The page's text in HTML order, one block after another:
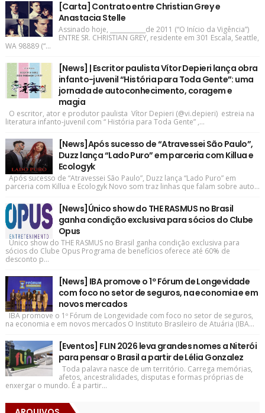
[Carta] Contrato entre Christian Grey e
Anastacia Stelle
Assinado hoje, ____________de 2011 (“O Início da Vigência”)
ENTRE SR. CHRISTIAN GREY, residente em 301 Escala, Seattle,
WA 98889 (“...
[News] | Escritor paulista Vítor Depieri lança obra
infanto-juvenil “História para Toda Gente”: uma
jornada de autoconhecimento, coragem e
magia
O escritor, ator e produtor paulista Vítor Depieri (@vi.depieri) estreia na
literatura infanto-juvenil com “ História para Toda Gente” ,...
[News]Após sucesso de “Atravessei São Paulo”,
Duzz lança “Lado Puro” em parceria com Killua e
Ecologyk
Após sucesso de “Atravessei São Paulo”, Duzz lança “Lado Puro” em
parceria com Killua e Ecologyk Novo som traz linhas que falam sobre auto...
[News]Único show do THE RASMUS no Brasil
ganha condição exclusiva para sócios do Clube
Opus
Único show do THE RASMUS no Brasil ganha condição exclusiva para
sócios do Clube Opus Programa de benefícios oferece até 60% de
desconto p...
[News] IBA promove o 1º Fórum de Longevidade
com foco no setor de seguros, na economia e em
novos mercados
IBA promove o 1º Fórum de Longevidade com foco no setor de seguros,
na economia e em novos mercados O Instituto Brasileiro de Atuária (IBA...
[Eventos] FLIN 2026 leva grandes nomes a Niterói
para pensar o Brasil a partir de Lélia Gonzalez
Toda palavra nasce de um território. Carrega memórias,
afetos, ancestralidades, disputas e formas próprias de
enxergar o mundo. É a partir...